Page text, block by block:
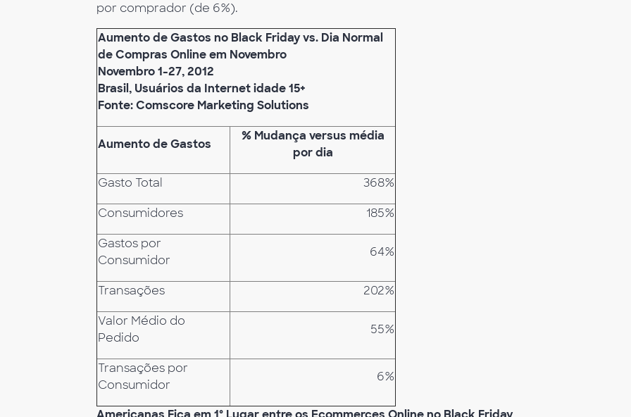
por comprador (de 6%).
Aumento de Gastos no Black Friday vs. Dia Normal
de Compras Online em Novembro
Novembro 1-27, 2012
Brasil, Usuários da Internet idade 15+
Fonte: Comscore Marketing Solutions
Aumento de Gastos
% Mudança versus média
por dia
Gasto Total 368%
Consumidores 185%
Gastos por
Consumidor
64%
Transações 202%
Valor Médio do
Pedido
55%
Transações por
Consumidor
6%